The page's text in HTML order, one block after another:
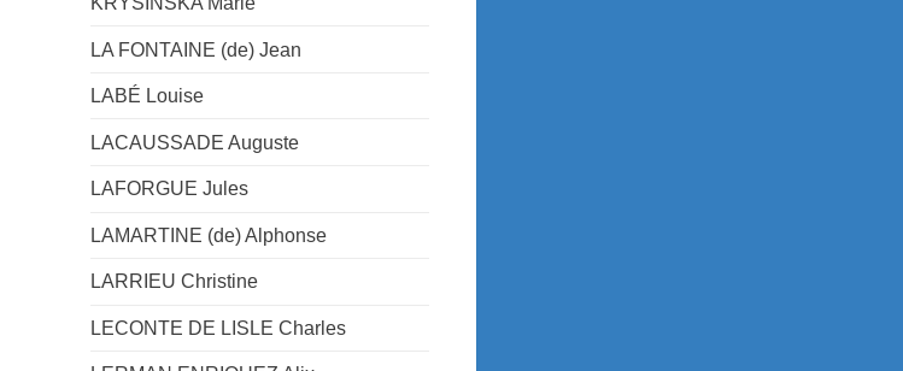
LA FONTAINE (de) Jean
LABÉ Louise
LACAUSSADE Auguste
LAFORGUE Jules
LAMARTINE (de) Alphonse
LARRIEU Christine
LECONTE DE LISLE Charles